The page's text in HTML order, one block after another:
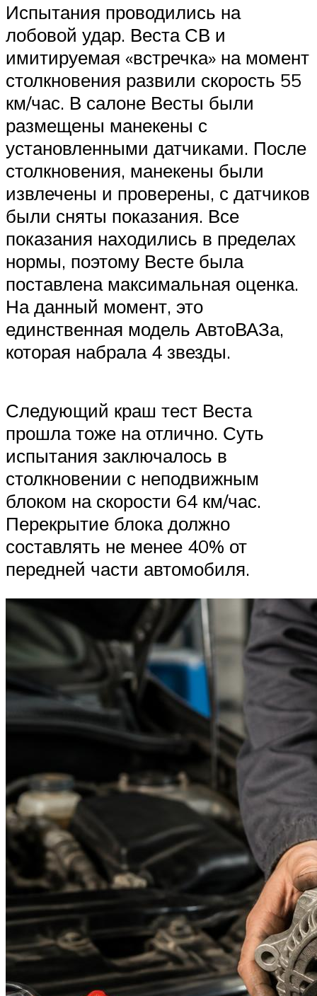
Испытания проводились на
лобовой удар. Веста СВ и
имитируемая «встречка» на момент
столкновения развили скорость 55
км/час. В салоне Весты были
размещены манекены с
установленными датчиками. После
столкновения, манекены были
извлечены и проверены, с датчиков
были сняты показания. Все
показания находились в пределах
нормы, поэтому Весте была
поставлена максимальная оценка.
На данный момент, это
единственная модель АвтоВАЗа,
которая набрала 4 звезды.
Следующий краш тест Веста
прошла тоже на отлично. Суть
испытания заключалось в
столкновении с неподвижным
блоком на скорости 64 км/час.
Перекрытие блока должно
составлять не менее 40% от
передней части автомобиля.